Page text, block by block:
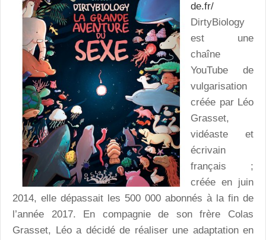
de.fr/
DirtyBiology
est une
chaîne
YouTube de
vulgarisation
créée par Léo
Grasset,
vidéaste et
écrivain
français ;
créée en juin
2014, elle dépassait les 500 000 abonnés à la fin de
l’année 2017. En compagnie de son frère Colas
Grasset, Léo a décidé de réaliser une adaptation en